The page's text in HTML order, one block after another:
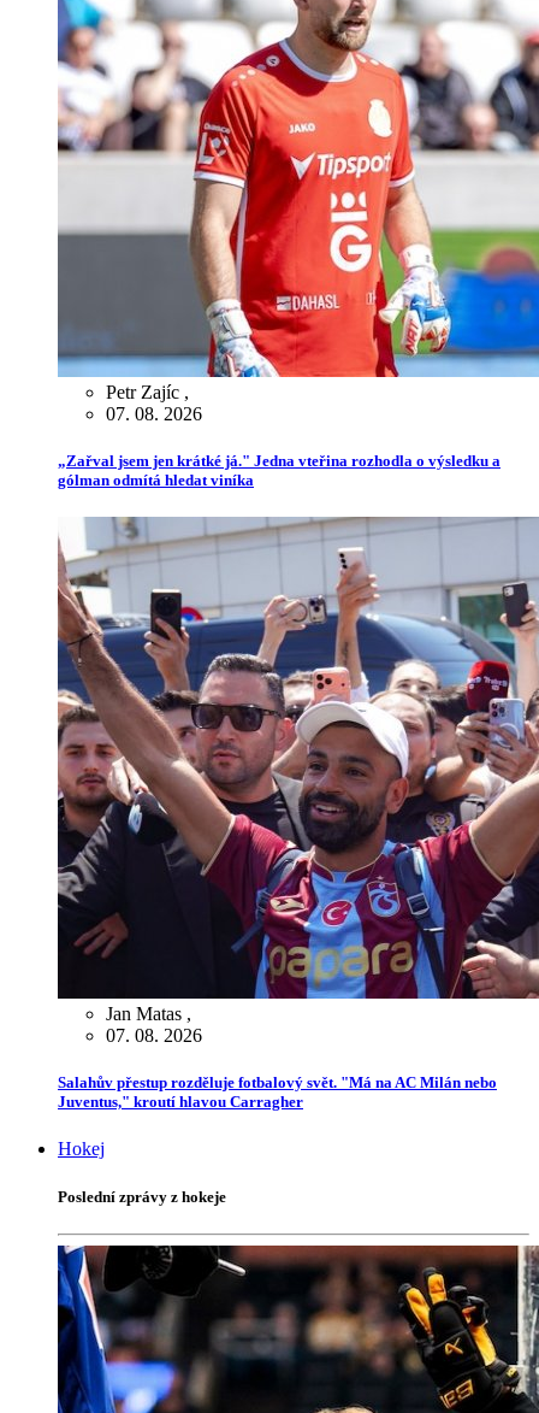
Petr Zajíc ,
07. 08. 2026
„Zařval jsem jen krátké já." Jedna vteřina rozhodla o výsledku a
gólman odmítá hledat viníka
Jan Matas ,
07. 08. 2026
Salahův přestup rozděluje fotbalový svět. "Má na AC Milán nebo
Juventus," kroutí hlavou Carragher
Hokej
Poslední zprávy z hokeje